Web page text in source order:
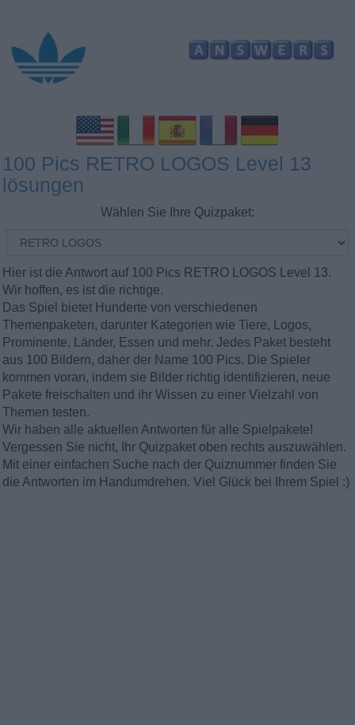
100 Pics RETRO LOGOS Level 13
lösungen
Wählen Sie Ihre Quizpaket:
Hier ist die Antwort auf 100 Pics RETRO LOGOS Level 13.
Wir hoffen, es ist die richtige.
Das Spiel bietet Hunderte von verschiedenen
Themenpaketen, darunter Kategorien wie Tiere, Logos,
Prominente, Länder, Essen und mehr. Jedes Paket besteht
aus 100 Bildern, daher der Name 100 Pics. Die Spieler
kommen voran, indem sie Bilder richtig identifizieren, neue
Pakete freischalten und ihr Wissen zu einer Vielzahl von
Themen testen.
Wir haben alle aktuellen Antworten für alle Spielpakete!
Vergessen Sie nicht, Ihr Quizpaket oben rechts auszuwählen.
Mit einer einfachen Suche nach der Quiznummer finden Sie
die Antworten im Handumdrehen. Viel Glück bei Ihrem Spiel :)